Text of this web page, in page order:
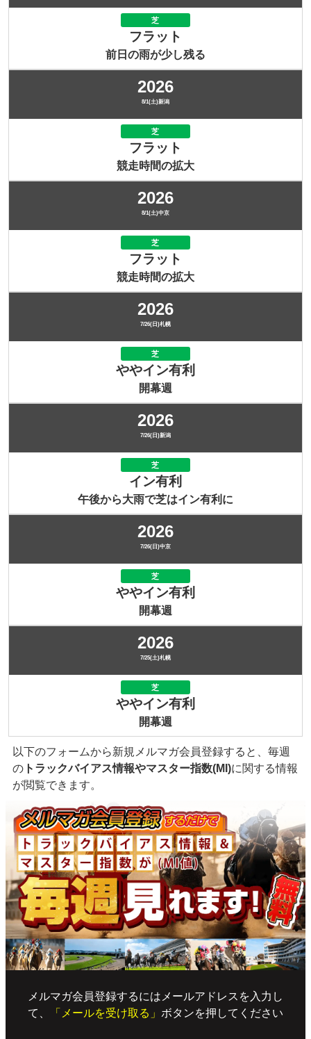
芝
フラット
前日の雨が少し残る
2026
8/1(土)新潟
芝
フラット
競走時間の拡大
2026
8/1(土)中京
芝
フラット
競走時間の拡大
2026
7/26(日)札幌
芝
ややイン有利
開幕週
2026
7/26(日)新潟
芝
イン有利
午後から大雨で芝はイン有利に
2026
7/26(日)中京
芝
ややイン有利
開幕週
2026
7/25(土)札幌
芝
ややイン有利
開幕週
以下のフォームから新規メルマガ会員登録すると、毎週
の トラックバイアス情報やマスター指数(MI)に関する情報
が閲覧できます。
メルマガ会員登録するにはメールアドレスを入力し
て、
「メールを受け取る」 ボタンを押してください